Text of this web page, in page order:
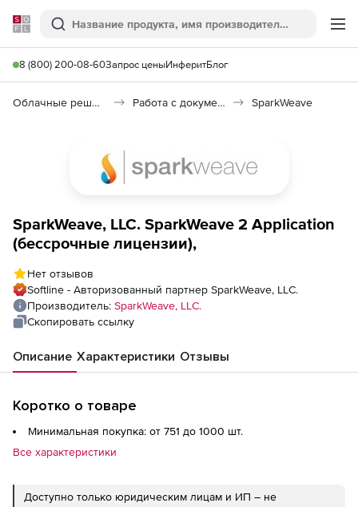
Softline
Поиск
8 (800) 200-08-60Запрос ценыИнферитБлог
Облачные решения (SaaS) Работа с документами (SaaS) SparkWeave
SparkWeave, LLC. SparkWeave 2 Application
(бессрочные лицензии),
Нет отзывов
Softline - Авторизованный партнер SparkWeave, LLC.
Производитель: SparkWeave, LLC.
Скопировать ссылку
Описание Характеристики Отзывы
Коротко о товаре
Минимальная покупка: от 751 до 1000 шт.
Все характеристики
Доступно только юридическим лицам и ИП – не